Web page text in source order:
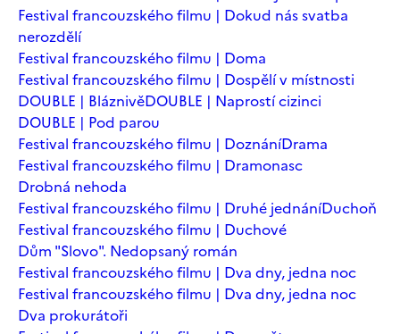
Festival francouzského filmu | Dokud nás svatba
nerozdělí
Festival francouzského filmu | Doma
Festival francouzského filmu | Dospělí v místnosti
DOUBLE | BláznivěDOUBLE | Naprostí cizinci
DOUBLE | Pod parou
Festival francouzského filmu | DoznáníDrama
Festival francouzského filmu | Dramonasc
Drobná nehoda
Festival francouzského filmu | Druhé jednáníDuchoň
Festival francouzského filmu | Duchové
Dům "Slovo". Nedopsaný román
Festival francouzského filmu | Dva dny, jedna noc
Festival francouzského filmu | Dva dny, jedna noc
Dva prokurátoři